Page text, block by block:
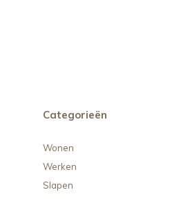
Categorieën
Wonen
Werken
Slapen